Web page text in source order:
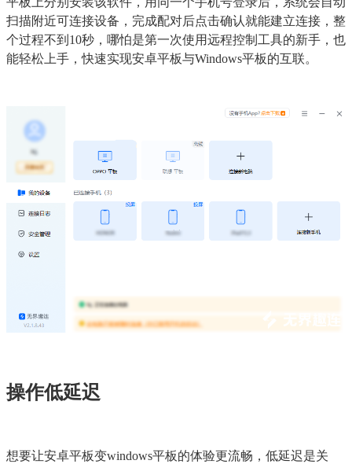
扫描附近可连接设备，完成配对后点击确认就能建立连接，整
个过程不到10秒，哪怕是第一次使用远程控制工具的新手，也
能轻松上手，快速实现安卓平板与Windows平板的互联。
操作低延迟
想要让安卓平板变windows平板的体验更流畅，低延迟是关